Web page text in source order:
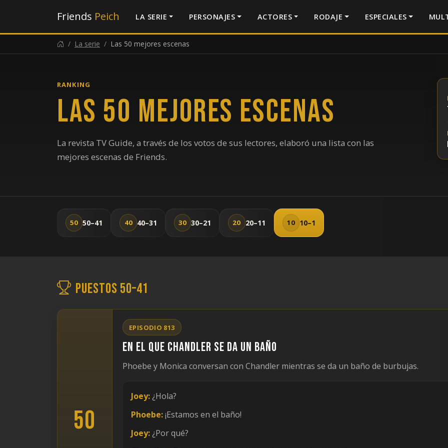
Friends Peich LA SERIE PERSONAJES ACTORES RODAJE ESPECIALES
La serie Las 50 mejores escenas
RANKING
Las 50 mejores escenas
La revista TV Guide, a través de los votos de sus lectores, elaboró una lista con las
mejores escenas de Friends.
50 50–41 40 40–31 30 30–21 20 20–11 10 10–1
Puestos 50–41
50
EPISODIO 813
En el que Chandler se da un baño
Phoebe y Monica conversan con Chandler mientras se da un baño de burbujas.
Joey: ¿Hola?
Phoebe:¡Estamos en el baño!
Joey: ¿Por qué?